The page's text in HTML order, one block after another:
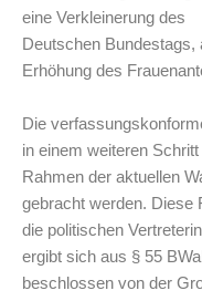
eine Verkleinerung des
Deutschen Bundestags,
Erhöhung des
Die
in einem weiteren Schritt
Rahmen der aktuellen
gebracht werden. Diese
die politischen
ergibt sich aus § 55
beschlossen von der